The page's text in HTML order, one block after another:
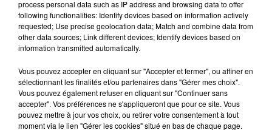
TAME IMPALA & JENNIE
Dracula
ZARA LARSSON
Uncover
process personal data such as IP address and browsing data to offer
following functionalities: Identify devices based on information actively
requested; Use precise geolocation data; Match and combine data from
other data sources; Link different devices; Identify devices based on
information transmitted automatically.
Vous pouvez accepter en cliquant sur "Accepter et fermer", ou affiner en
sélectionnant les finalités et/ou partenaires dans "Gérer mes choix".
Vous pouvez également refuser en cliquant sur "Continuer sans
accepter". Vos préférences ne s'appliqueront que pour ce site. Vous
pouvez mettre à jour vos choix, ou retirer votre consentement à tout
moment via le lien "Gérer les cookies" situé en bas de chaque page.